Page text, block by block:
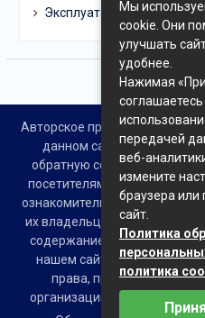
Эксплуатация
Авторское право © Все
данном сайте взяты из
обратную ссылку на
посетителями сайта и
ознакомительных целях.
их владельцам.
содержание материала не
нашем сайте материалы,
права, принадлежащие
организации, пожалуйста,
Мы
cookie. Они
улучшать
удобнее.
Нажимая
соглашаетесь
передачей
веб-
измените
браузера или
сайт.
Политика
политика